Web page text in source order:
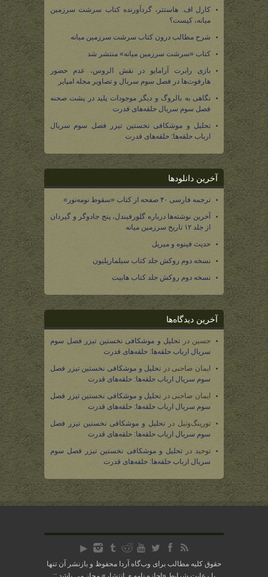
کارل اف. هاستتر، گردآورنده کتاب سرشت سرزمین
میانه، کیست؟
شرح مطالب درون کتاب سرشت سرزمین میانه
کتاب «سرشت سرزمین میانه» منتشر شد
بازی رابرت آرامایو در نقش الروس، عدم حضور
هارفوت‌ها در فصل سوم سریال و تصاویر مجله امپایر
نگاهی به بالروگ و دیگر موجودات پلید در پشت صحنه
فصل سوم سریال حلقه‌های قدرت
تحلیل و موشکافی نخستین تیزر فصل سوم سریال
ارباب حلقه‌ها: حلقه‌های قدرت
آخرین دانلودها
ترجمه فارسی ۴۰ صفحه از کتاب «سقوط نومه‌نور»
آخرین نوشته‌ها درباره گلورفیندل، پنج جادوگر و گیردان
از جلد ۱۲ تاریخ سرزمین میانه
حدیث فینوه و میریل
نسخه دوم روکش جلد کتاب سیلماریلیون
نسخه دوم روکش جلد کتاب هابیت
آخرین دیدگاه‌ها
حسین در تحلیل و موشکافی نخستین تیزر فصل سوم
سریال ارباب حلقه‌ها: حلقه‌های قدرت
ایمان صاحبیدر تحلیل و موشکافی نخستین تیزر فصل
سوم سریال ارباب حلقه‌ها: حلقه‌های قدرت
ایمان صاحبی در تحلیل و موشکافی نخستین تیزر فصل
سوم سریال ارباب حلقه‌ها: حلقه‌های قدرت
تورینگ‌وتیل در تحلیل و موشکافی نخستین تیزر فصل
سوم سریال ارباب حلقه‌ها: حلقه‌های قدرت
توحید درتحلیل و موشکافی نخستین تیزر فصل سوم
سریال ارباب حلقه‌ها: حلقه‌های قدرت
حقوق کلیه مطالب برای وب‌گاه آردا محفوظ و بازنشر آن تنها